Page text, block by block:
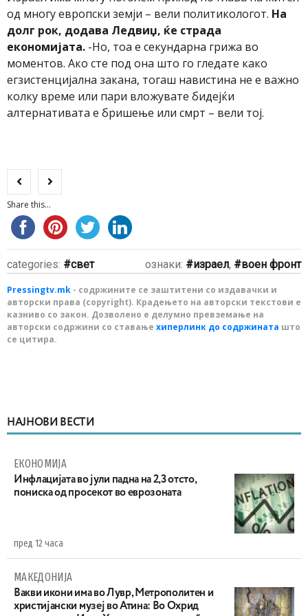
од многу европски земји – вели политикологот. На
долг рок, додава Ледвиџ, ќе страда
економијата. -Но, тоа е секундарна грижа во
моментов. Ако сте под она што го гледате како
егзистенцијална закана, тогаш навистина не е важно
колку време или пари вложувате бидејќи
алтернативата е бришење или смрт – вели тој.
Share this...
categories: свет ознаки: израел, воен фронт
Pressingtv.mk - содржините се заштитени со издавачки и
авторски права (copyright). Крадењето на авторски текстови е
казниво со закон. Дозволено е делумно превземање на
авторски содржини со ставање хиперлинк до содржината што
се цитира.
НАЈНОВИ ВЕСТИ
ЕКОНОМИЈА
Инфлацијата во јули падна на 2,3 отсто,
пониска од просекот во еврозоната
пред 12 часа
МАКЕДОНИЈА
Вакви икони има во Лувр, Метрополитен и
христијански музеј во Атина: Во Охрид